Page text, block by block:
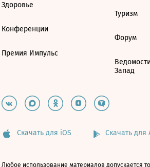
Здоровье
Конференции
Премия Импульс
Туризм
Форум
Запад
Скачать для iOS Скачать для
Любое использование материалов допускается